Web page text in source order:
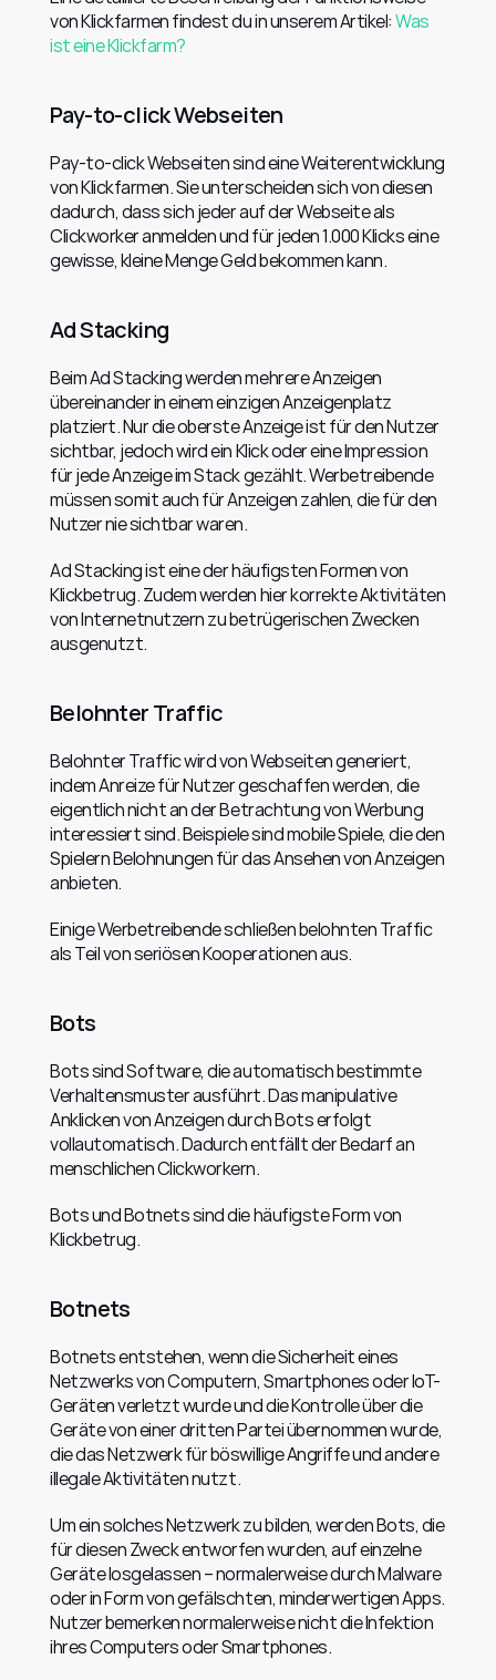
von Klickfarmen findest du in unserem Artikel: Was
ist eine Klickfarm?
Pay-to-click Webseiten
Pay-to-click Webseiten sind eine Weiterentwicklung
von Klickfarmen. Sie unterscheiden sich von diesen
dadurch, dass sich jeder auf der Webseite als
Clickworker anmelden und für jeden 1.000 Klicks eine
gewisse, kleine Menge Geld bekommen kann.
Ad Stacking
Beim Ad Stacking werden mehrere Anzeigen
übereinander in einem einzigen Anzeigenplatz
platziert. Nur die oberste Anzeige ist für den Nutzer
sichtbar, jedoch wird ein Klick oder eine Impression
für jede Anzeige im Stack gezählt. Werbetreibende
müssen somit auch für Anzeigen zahlen, die für den
Nutzer nie sichtbar waren.
Ad Stacking ist eine der häufigsten Formen von
Klickbetrug. Zudem werden hier korrekte Aktivitäten
von Internetnutzern zu betrügerischen Zwecken
ausgenutzt.
Belohnter Traffic
Belohnter Traffic wird von Webseiten generiert,
indem Anreize für Nutzer geschaffen werden, die
eigentlich nicht an der Betrachtung von Werbung
interessiert sind. Beispiele sind mobile Spiele, die den
Spielern Belohnungen für das Ansehen von Anzeigen
anbieten.
Einige Werbetreibende schließen belohnten Traffic
als Teil von seriösen Kooperationen aus.
Bots
Bots sind Software, die automatisch bestimmte
Verhaltensmuster ausführt. Das manipulative
Anklicken von Anzeigen durch Bots erfolgt
vollautomatisch. Dadurch entfällt der Bedarf an
menschlichen Clickworkern.
Bots und Botnets sind die häufigste Form von
Klickbetrug.
Botnets
Botnets entstehen, wenn die Sicherheit eines
Netzwerks von Computern, Smartphones oder IoT-
Geräten verletzt wurde und die Kontrolle über die
Geräte von einer dritten Partei übernommen wurde,
die das Netzwerk für böswillige Angriffe und andere
illegale Aktivitäten nutzt.
Um ein solches Netzwerk zu bilden, werden Bots, die
für diesen Zweck entworfen wurden, auf einzelne
Geräte losgelassen – normalerweise durch Malware
oder in Form von gefälschten, minderwertigen Apps.
Nutzer bemerken normalerweise nicht die Infektion
ihres Computers oder Smartphones.